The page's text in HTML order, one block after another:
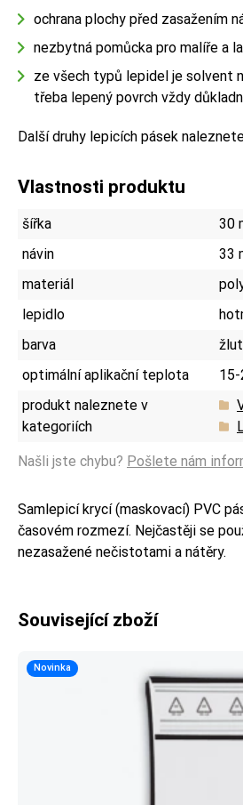
ochrana plochy před zasažením
nezbytná pomůcka pro malíře a
ze všech typů lepidel je solvent
třeba lepený povrch vždy
Další druhy lepicích pásek
Vlastnosti produktu
šířka
30
návin
33
materiál
lepidlo
barva
optimální aplikační teplota
15-
produkt naleznete v
kategoriích
Našli jste chybu? Pošlete nám
Samlepicí krycí (maskovací) PVC
časovém rozmezí. Nejčastěji se
nezasažené nečistotami a nátěry.
Související zboží
Novinka